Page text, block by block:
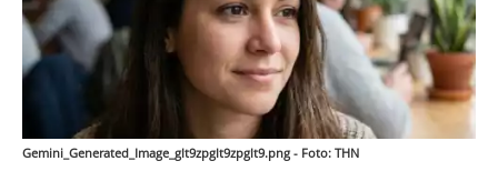
Gemini_Generated_Image_glt9zpglt9zpglt9.png - Foto: THN